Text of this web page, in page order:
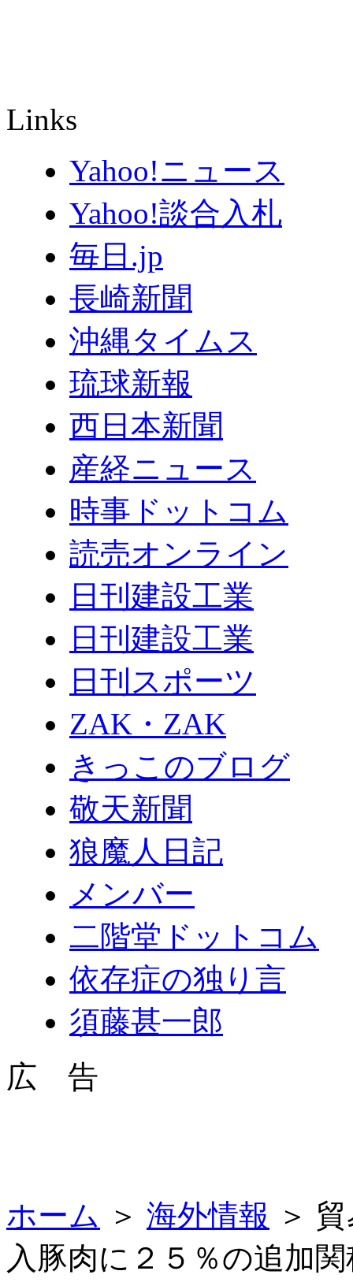
Links
Yahoo!ニュース
Yahoo!談合入札
毎日.jp
長崎新聞
沖縄タイムス
琉球新報
西日本新聞
産経ニュース
時事ドットコム
読売オンライン
日刊建設工業
日刊建設工業
日刊スポーツ
ZAK・ZAK
きっこのブログ
敬天新聞
狼魔人日記
メンバー
二階堂ドットコム
依存症の独り言
須藤甚一郎
広 告
ホーム ＞ 海外情報 ＞
入豚肉に２５％の追加